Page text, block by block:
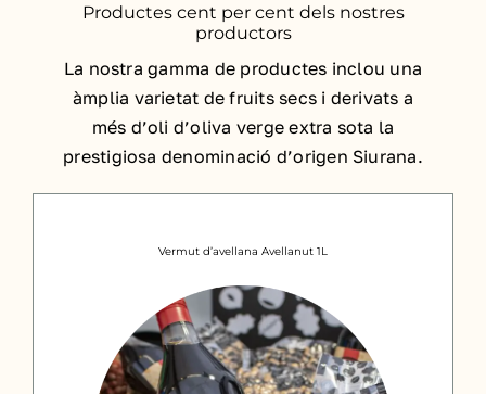
Productes cent per cent dels nostres
productors
La nostra gamma de productes inclou una
àmplia varietat de fruits secs i derivats a
més d’oli d’oliva verge extra sota la
prestigiosa denominació d’origen Siurana.
Vermut d’avellana Avellanut 1L